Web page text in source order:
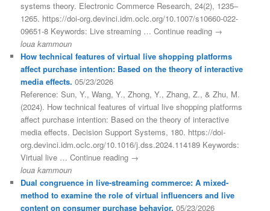
systems theory. Electronic Commerce Research, 24(2), 1235–
1265. https://doi-org.devinci.idm.oclc.org/10.1007/s10660-022-
09651-8 Keywords: Live streaming … Continue reading →
loua kammoun
How technical features of virtual live shopping platforms
affect purchase intention: Based on the theory of interactive
media effects. 05/23/2026
Reference: Sun, Y., Wang, Y., Zhong, Y., Zhang, Z., & Zhu, M.
(2024). How technical features of virtual live shopping platforms
affect purchase intention: Based on the theory of interactive
media effects. Decision Support Systems, 180. https://doi-
org.devinci.idm.oclc.org/10.1016/j.dss.2024.114189 Keywords:
Virtual live … Continue reading →
loua kammoun
Dual congruence in live-streaming commerce: A mixed-
method to examine the role of virtual influencers and live
content on consumer purchase behavior. 05/23/2026